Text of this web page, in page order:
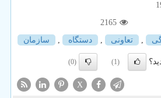
2165
, تعاونی , دستگاه , سازمان
(1)
(0)
X